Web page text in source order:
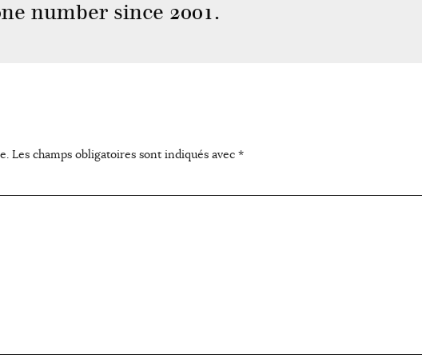
number since 2001.
Les champs obligatoires sont indiqués avec *